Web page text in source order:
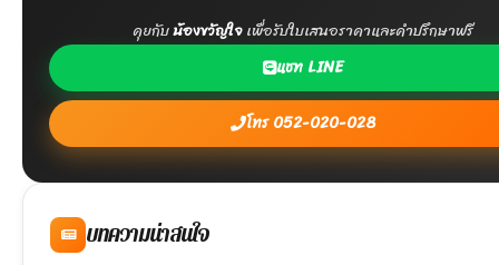
คุยกับน้องขวัญใจเพื่อรับใบเสนอราคาและคำปรึกษาฟรี
แชท LINE
โทร 052-020-028
บทความน่าสนใจ